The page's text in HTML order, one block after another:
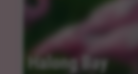
Halong Bay